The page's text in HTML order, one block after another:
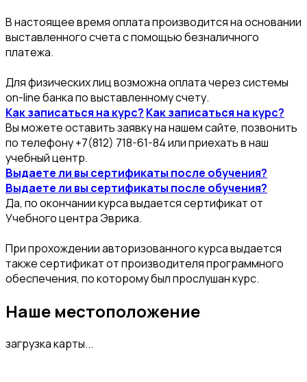
В настоящее время оплата производится на основании
выставленного счета с помощью безналичного
платежа.
Для физических лиц возможна оплата через системы
on-line банка по выставленному счету.
Как записаться на курс? Как записаться на курс?
Вы можете оставить заявку на нашем сайте, позвонить
по телефону +7(812) 718-61-84 или приехать в наш
учебный центр.
Выдаете ли вы сертификаты после обучения?
Выдаете ли вы сертификаты после обучения?
Да, по окончании курса выдается сертификат от
Учебного центра Эврика.
При прохождении авторизованного курса выдается
также сертификат от производителя программного
обеспечения, по которому был прослушан курс.
Наше местоположение
загрузка карты...